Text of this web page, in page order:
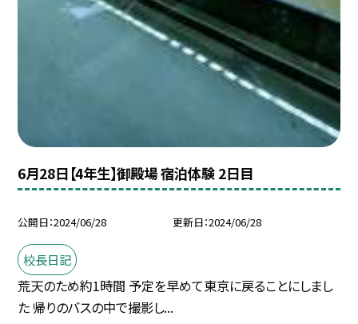
6月28日【4年生】御殿場 宿泊体験 2日目
公開日 2024/06/28 更新日 2024/06/28
校長日記
荒天のため約1時間 予定を早めて東京に戻ることにしまし
た 帰りのバスの中で撮影し...